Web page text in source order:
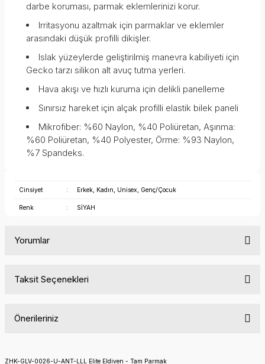
darbe koruması, parmak eklemlerinizi korur.
Irritasyonu azaltmak için parmaklar ve eklemler
arasındaki düşük profilli dikişler.
Islak yüzeylerde geliştirilmiş manevra kabiliyeti için
Gecko tarzı silikon alt avuç tutma yerleri.
Hava akışı ve hızlı kuruma için delikli panelleme
Sınırsız hareket için alçak profilli elastik bilek paneli
Mikrofiber: %60 Naylon, %40 Poliüretan, Aşınma:
%60 Poliüretan, %40 Polyester, Örme: %93 Naylon,
%7 Spandeks.
Cinsiyet : Erkek, Kadın, Unisex, Genç/Çocuk
Renk : SİYAH
Yorumlar
Taksit Seçenekleri
Önerileriniz
konularda yetersiz gördüğünüz noktaları öneri formunu
ZHK-GLV-0026-U-ANT-LLL Elite Eldiven - Tam Parmak